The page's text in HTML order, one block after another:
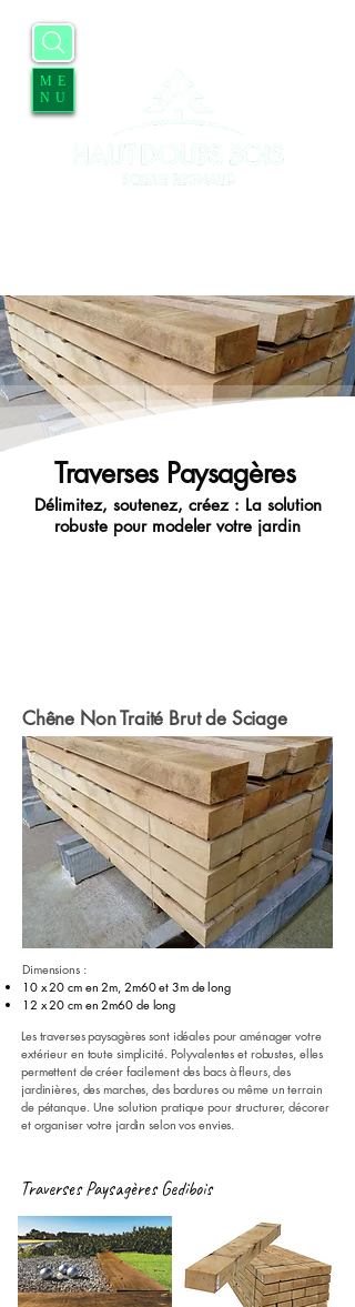
ME
NU
Traverses Paysagères
Délimitez, soutenez, créez : La solution
robuste pour modeler votre jardin
Chêne Non Traité Brut de Sciage
Dimensions :
10 x 20 cm en 2m, 2m60 et 3m de long
12 x 20 cm en 2m60 de long
Les traverses paysagères sont idéales pour aménager votre
extérieur en toute simplicité. Polyvalentes et robustes, elles
permettent de créer facilement des bacs à fleurs, des
jardinières, des marches, des bordures ou même un terrain
de pétanque. Une solution pratique pour structurer, décorer
et organiser votre jardin selon vos envies.
Traverses Paysagères Gedibois